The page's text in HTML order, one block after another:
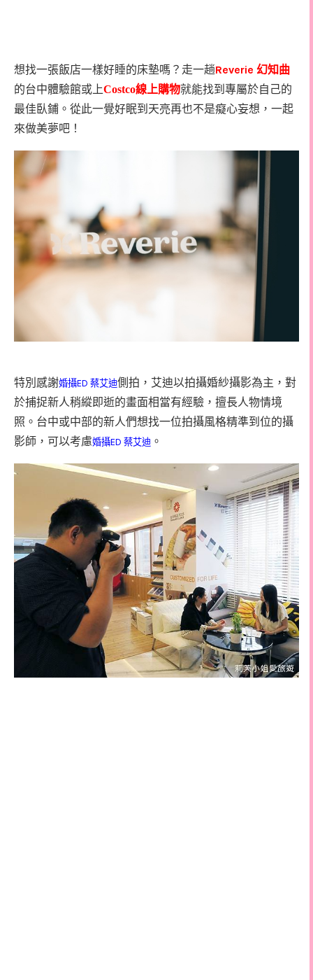
想找一張飯店一樣好睡的床墊嗎？走一趟Reverie 幻知曲
的台中體驗館或上Costco線上購物就能找到專屬於自己的
最佳臥鋪。從此一覺好眠到天亮再也不是癡心妄想，一起
來做美夢吧！
特別感謝婚攝ED 蔡艾迪側拍，艾迪以拍攝婚紗攝影為主，對
於捕捉新人稍縱即逝的畫面相當有經驗，擅長人物情境
照。台中或中部的新人們想找一位拍攝風格精準到位的攝
影師，可以考慮婚攝ED 蔡艾迪 。